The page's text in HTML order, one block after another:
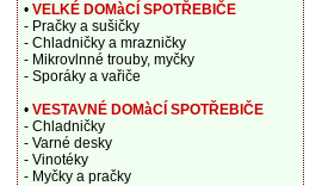
• VELKÉ DOMàCÍ SPOTŘEBIČE
- Pračky a sušičky
- Chladničky a mrazničky
- Mikrovlnné trouby, myčky
- Sporáky a vařiče
• VESTAVNÉ DOMàCÍ SPOTŘEBIČE
- Chladničky
- Varné desky
- Vinotéky
- Myčky a pračky